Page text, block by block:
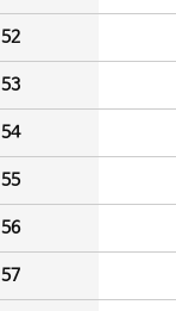
52
53
54
55
56
57